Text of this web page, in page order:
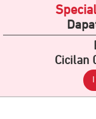
Cicilan